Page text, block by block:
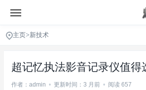
主页>新技术
超记忆执法影音记录仪值得
作者：admin • 更新时间：3 月前 • 阅读 657